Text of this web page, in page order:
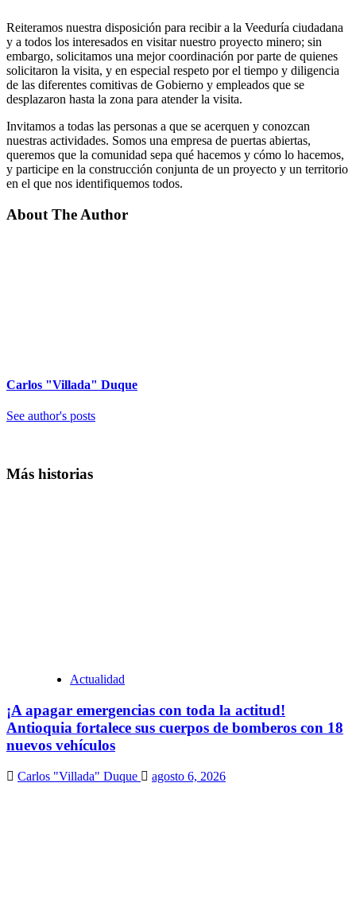
Reiteramos nuestra disposición para recibir a la Veeduría ciudadana
y a todos los interesados en visitar nuestro proyecto minero; sin
embargo, solicitamos una mejor coordinación por parte de quienes
solicitaron la visita, y en especial respeto por el tiempo y diligencia
de las diferentes comitivas de Gobierno y empleados que se
desplazaron hasta la zona para atender la visita.
Invitamos a todas las personas a que se acerquen y conozcan
nuestras actividades. Somos una empresa de puertas abiertas,
queremos que la comunidad sepa qué hacemos y cómo lo hacemos,
y participe en la construcción conjunta de un proyecto y un territorio
en el que nos identifiquemos todos.
About The Author
Carlos "Villada" Duque
See author's posts
Más historias
Actualidad
¡A apagar emergencias con toda la actitud!
Antioquia fortalece sus cuerpos de bomberos con 18
nuevos vehículos
Carlos "Villada" Duque agosto 6, 2026